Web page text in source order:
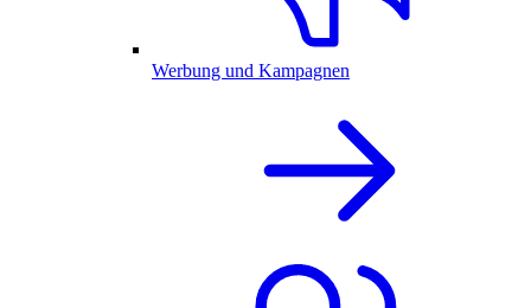
Werbung und Kampagnen